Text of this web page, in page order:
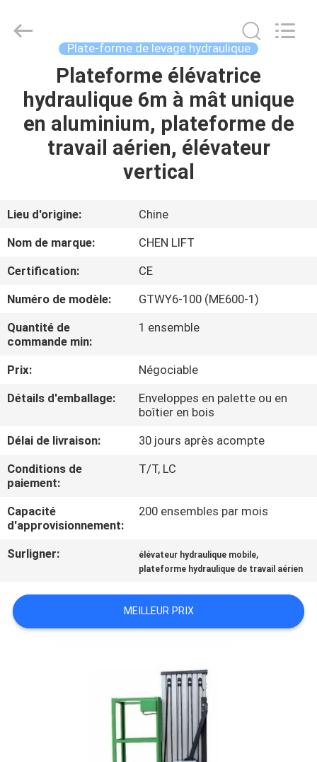
MAISON
À
PROPOS
DE
VISITE
L'USINE
DE
LA
QUALITÉ
CONTACTER
NOUVELLES
MACHINERY
Plate-forme de levage hydraulique
Plateforme élévatrice
hydraulique 6m à mât unique
en aluminium, plateforme de
travail aérien, élévateur
vertical
Lieu d'origine:
Chine
Nom de marque:
CHEN LIFT
Certification:
CE
Numéro de modèle:
GTWY6-100 (ME600-1)
Quantité de
commande min:
1 ensemble
Prix:
Négociable
Détails d'emballage:
Enveloppes en palette ou en
boîtier en bois
Délai de livraison:
30 jours après acompte
Conditions de
paiement:
T/T, LC
Capacité
d'approvisionnement:
200 ensembles par mois
Surligner: élévateur hydraulique mobile,
plateforme hydraulique de travail aérien
MEILLEUR PRIX